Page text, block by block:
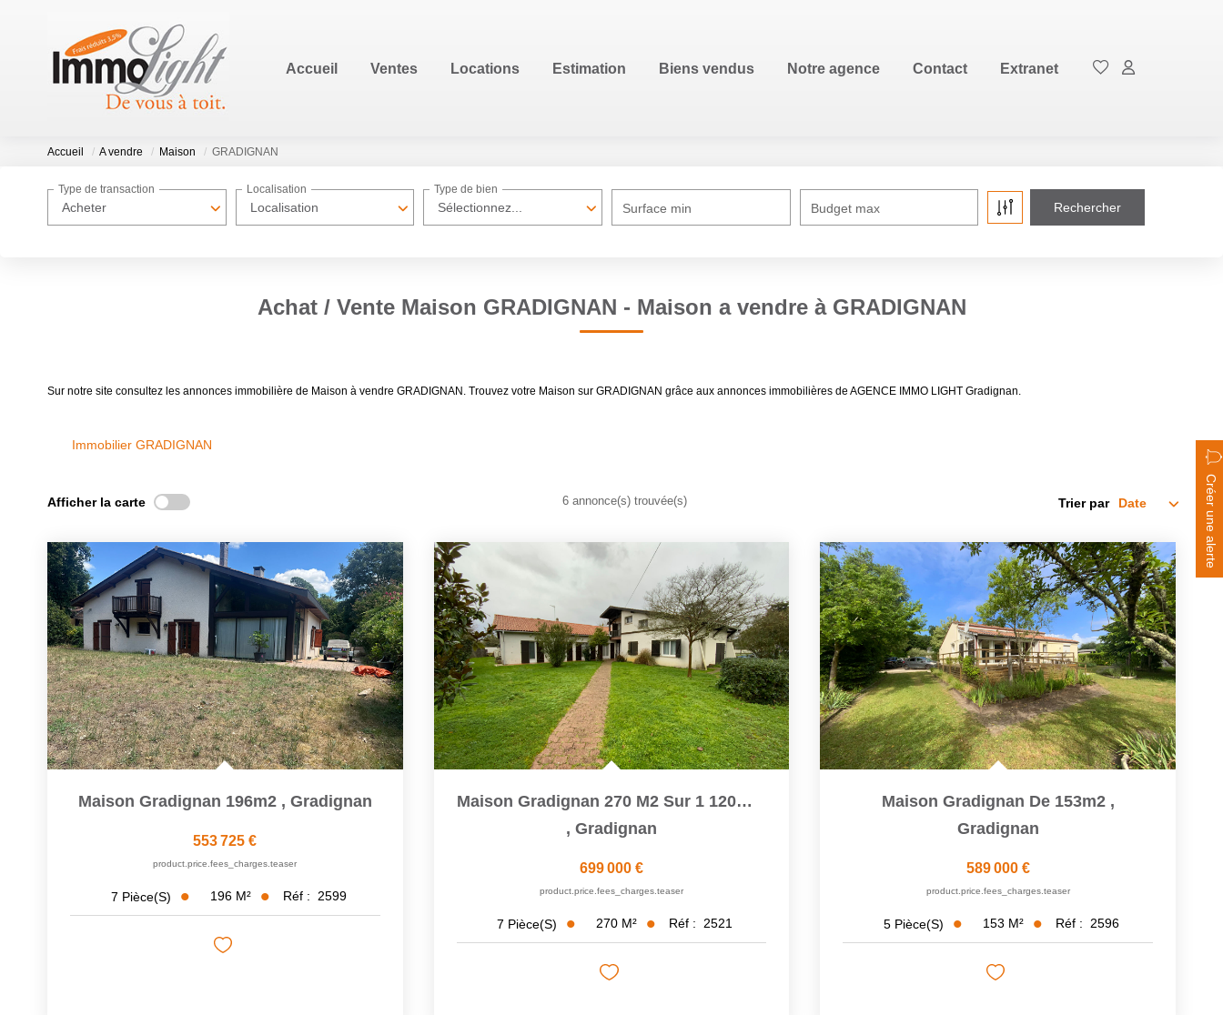
Accueil Ventes Locations Estimation Biens vendus Notre agence Contact Extranet
Accueil A vendre Maison GRADIGNAN
Acheter
Type de transaction
Localisation
Localisation
Sélectionnez...
Type de bien
Surface min Budget max
Achat / Vente Maison GRADIGNAN - Maison a vendre à GRADIGNAN
Sur notre site consultez les annonces immobilière de Maison à vendre GRADIGNAN. Trouvez votre Maison sur GRADIGNAN grâce aux annonces immobilières de AGENCE IMMO LIGHT Gradignan.
Immobilier GRADIGNAN
Créer une alerte
Afficher la carte 6 annonce(s) trouvée(s) Trier par
Maison Gradignan 196m2 , Gradignan
553 725 €
product.price.fees_charges.teaser
7 Pièce(s) 196 M² Réf : 2599
Maison Gradignan 270 M2 Sur 1 120m2 De Terrain
, Gradignan
699 000 €
product.price.fees_charges.teaser
7 Pièce(s) 270 M² Réf : 2521
Maison Gradignan De 153m2 ,
Gradignan
589 000 €
product.price.fees_charges.teaser
5 Pièce(s) 153 M² Réf : 2596